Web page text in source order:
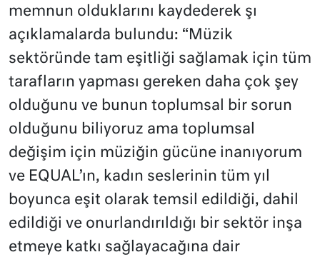
memnun olduklarını kaydederek şı
açıklamalarda bulundu: “Müzik
sektöründe tam eşitliği sağlamak için tüm
tarafların yapması gereken daha çok şey
olduğunu ve bunun toplumsal bir sorun
olduğunu biliyoruz ama toplumsal
değişim için müziğin gücüne inanıyorum
ve EQUAL’ın, kadın seslerinin tüm yıl
boyunca eşit olarak temsil edildiği, dahil
edildiği ve onurlandırıldığı bir sektör inşa
etmeye katkı sağlayacağına dair